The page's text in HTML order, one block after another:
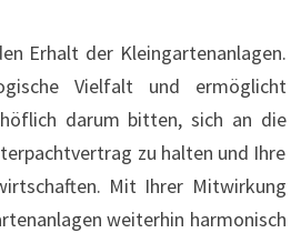
Erhalt der Kleingartenanlagen.
Vielfalt und ermöglicht
darum bitten, sich an die
zu halten und Ihre
Mit Ihrer Mitwirkung
weiterhin harmonisch